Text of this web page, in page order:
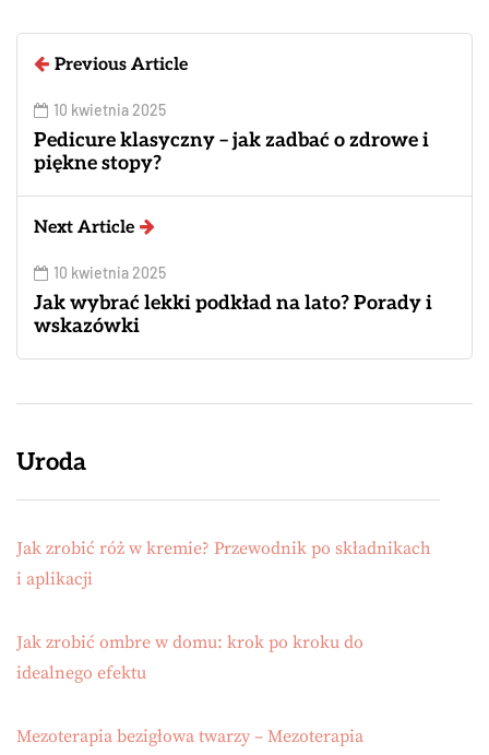
Previous Article
10 kwietnia 2025
Pedicure klasyczny – jak zadbać o zdrowe i
piękne stopy?
Next Article
10 kwietnia 2025
Jak wybrać lekki podkład na lato? Porady i
wskazówki
Uroda
Jak zrobić róż w kremie? Przewodnik po składnikach
i aplikacji
Jak zrobić ombre w domu: krok po kroku do
idealnego efektu
Mezoterapia bezigłowa twarzy – Mezoterapia